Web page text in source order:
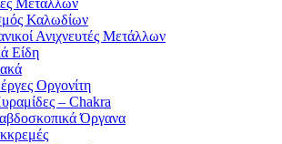
Μετάλλων
Καλωδίων
Ανιχνευτές Μετάλλων
Είδη
Οργονίτη
– Chakra
Όργανα